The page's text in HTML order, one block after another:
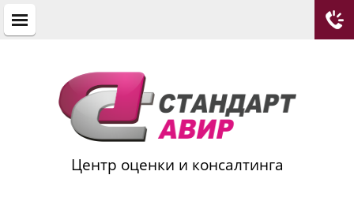
Центр оценки и консалтинга